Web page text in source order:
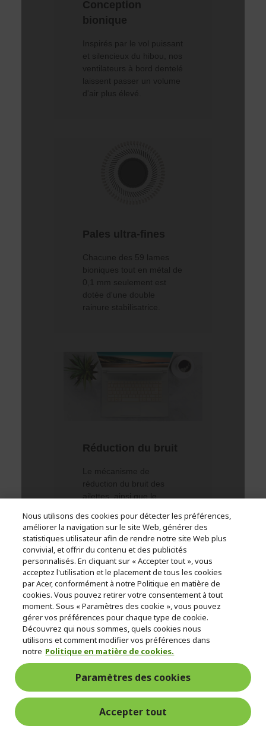
Nous utilisons des cookies pour détecter les préférences,
améliorer la navigation sur le site Web, générer des
statistiques utilisateur afin de rendre notre site Web plus
convivial, et offrir du contenu et des publicités
personnalisés. En cliquant sur « Accepter tout », vous
acceptez l'utilisation et le placement de tous les cookies
par Acer, conformément à notre Politique en matière de
cookies. Vous pouvez retirer votre consentement à tout
moment. Sous « Paramètres des cookie », vous pouvez
gérer vos préférences pour chaque type de cookie.
Découvrez qui nous sommes, quels cookies nous
utilisons et comment modifier vos préférences dans
notre Politique en matière de cookies.
Paramètres des cookies
Accepter tout